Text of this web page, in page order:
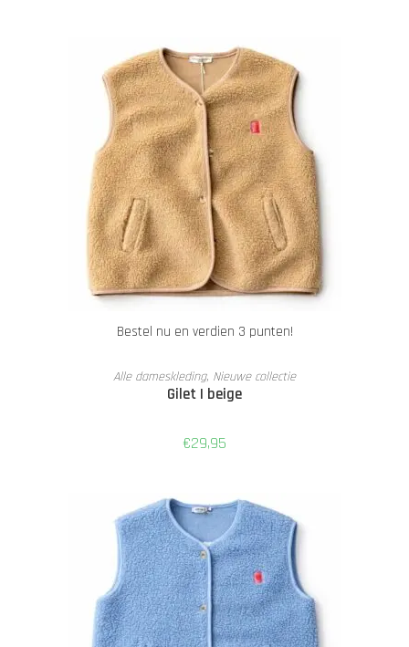
Bestel nu en verdien 3 punten!
TOEVOEGEN AAN WINKELWAGEN
Alle dameskleding, Nieuwe collectie
Gilet | beige
€29,95